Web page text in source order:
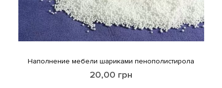
Наполнение мебели шариками пенополистирола
20,00 грн